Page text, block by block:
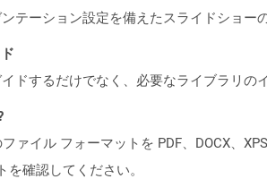
ーション設定を備えたスライドショー
ドするだけでなく、必要なライブラリの
イル フォーマットを PDF、DOCX、
を確認してください。